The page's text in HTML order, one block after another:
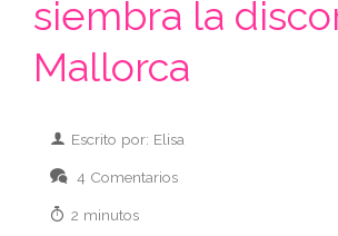
siembra la
Mallorca
Escrito por: Elisa
4 Comentarios
2 minutos